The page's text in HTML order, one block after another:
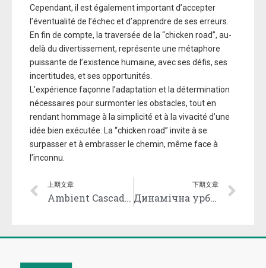
Cependant, il est également important d’accepter
l’éventualité de l’échec et d’apprendre de ses erreurs.
En fin de compte, la traversée de la “chicken road”, au-
delà du divertissement, représente une métaphore
puissante de l’existence humaine, avec ses défis, ses
incertitudes, et ses opportunités.
L’expérience façonne l’adaptation et la détermination
nécessaires pour surmonter les obstacles, tout en
rendant hommage à la simplicité et à la vivacité d’une
idée bien exécutée. La “chicken road” invite à se
surpasser et à embrasser le chemin, même face à
l’inconnu.
上期文章
Ambient Cascade and the Thrilling Plinko Experience for Players
下期文章
Динамічна урбанізація азарту в rino casino ua – зустрічай нову реальність гри